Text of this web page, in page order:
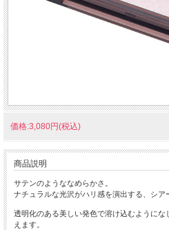
価格:3,080円(税込)
商品説明
サテンのようななめらかさ。
ナチュラルな光沢がハリ感を演出する、シア
透明化のある美しい発色で溶け込むように
えます。